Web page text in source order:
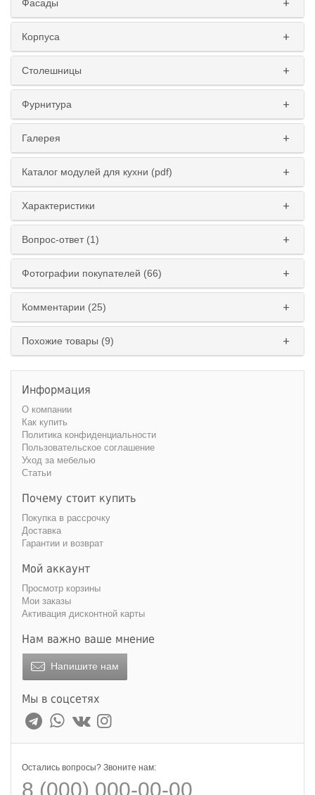
Фасады
Корпуса
Столешницы
Фурнитура
Галерея
Каталог модулей для кухни (pdf)
Характеристики
Вопрос-ответ (1)
Фотографии покупателей (66)
Комментарии (25)
Похожие товары (9)
Информация
О компании
Как купить
Политика конфиденциальности
Пользовательское соглашение
Уход за мебелью
Статьи
Почему стоит купить
Покупка в рассрочку
Доставка
Гарантии и возврат
Мой аккаунт
Просмотр корзины
Мои заказы
Активация дисконтной карты
Нам важно ваше мнение
Напишите нам
Мы в соцсетях
Остались вопросы? Звоните нам:
8 (000) 000-00-00